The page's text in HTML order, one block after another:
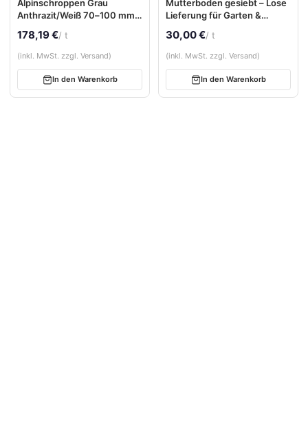
Alpinschroppen Grau
Anthrazit/Weiß 70–100 mm –
Gabionensteine mit
natürlicher Farbvielfalt
178,19 €/ t
(inkl. MwSt. zzgl. Versand)
In den Warenkorb
Mutterboden gesiebt – Lose
Lieferung für Garten &
30,00 €/ t
(inkl. MwSt. zzgl. Versand)
In den Warenkorb